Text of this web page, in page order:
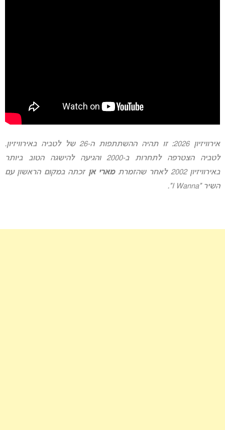
אירוויזיון 2026: זו תהיה ההשתתפות ה-26 של לטביה באירוויזיון.
לטביה הצטרפה לתחרות ב-2000 והגיעה להישגה הטוב ביותר
באירוויזיון 2002 לאחר שהזמרת
מארי אן זכתה במקום הראשון עם
השיר “I Wanna”.